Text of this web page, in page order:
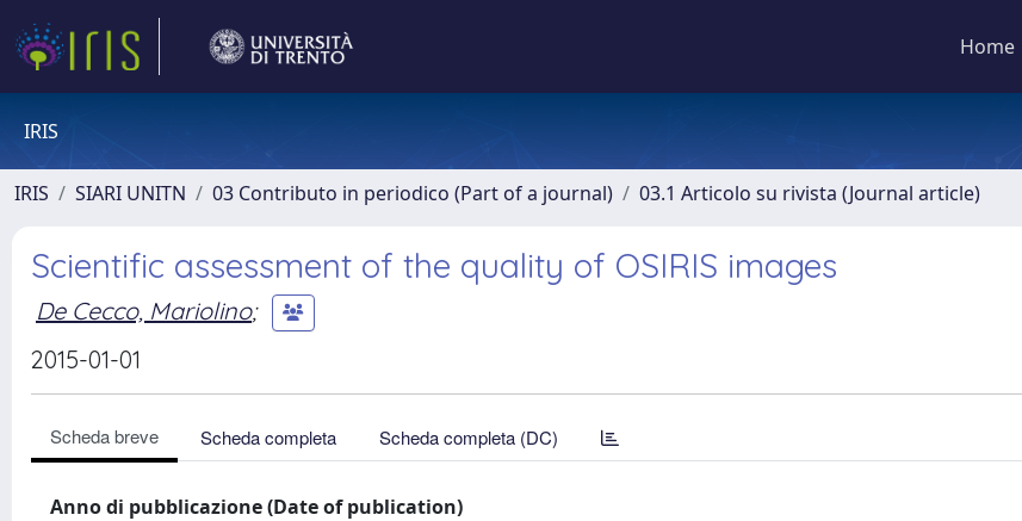
Home
IRIS
IRIS SIARI UNITN 03 Contributo in periodico (Part of a journal) 03.1 Articolo su rivista (Journal article)
Scientific assessment of the quality of OSIRIS images
De Cecco, Mariolino;
2015-01-01
Scheda breve Scheda completa Scheda completa (DC)
Anno di pubblicazione (Date of publication)